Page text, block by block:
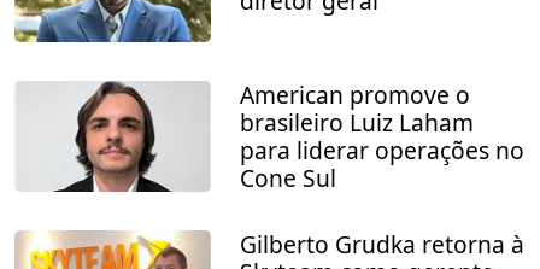
American promove o
brasileiro Luiz Laham
para liderar operações no
Cone Sul
Gilberto Grudka retorna à